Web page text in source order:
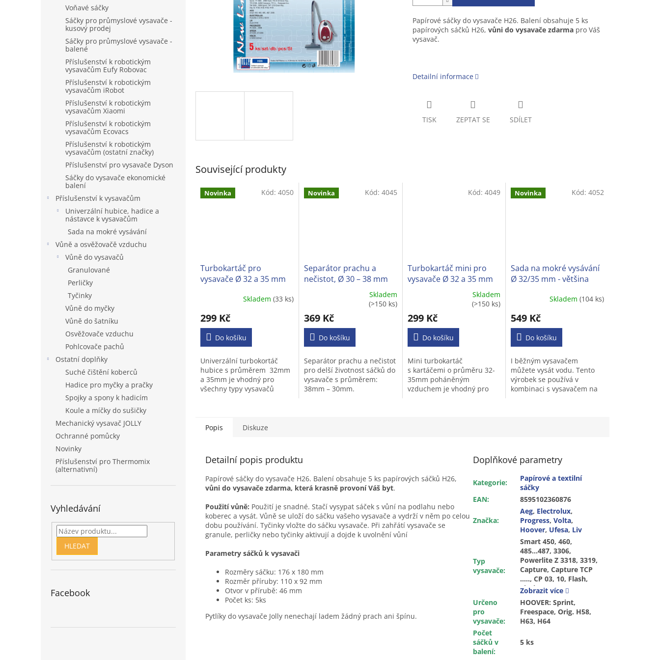
Voňavé sáčky
Sáčky pro průmyslové vysavače -
kusový prodej
Sáčky pro průmyslové vysavače -
balené
Příslušenství k robotickým
vysavačům Eufy Robovac
Příslušenství k robotickým
vysavačům iRobot
Příslušenství k robotickým
vysavačům Xiaomi
Příslušenství k robotickým
vysavačům Ecovacs
Příslušenství k robotickým
vysavačům (ostatní značky)
Příslušenství pro vysavače Dyson
Sáčky do vysavače ekonomické
balení
Příslušenství k vysavačům
Univerzální hubice, hadice a
nástavce k vysavačům
Sada na mokré vysávání
Vůně a osvěžovačě vzduchu
Vůně do vysavačů
Granulované
Perličky
Tyčinky
Vůně do myčky
Vůně do šatníku
Osvěžovače vzduchu
Pohlcovače pachů
Ostatní doplňky
Suché čištění koberců
Hadice pro myčky a pračky
Spojky a spony k hadicím
Koule a míčky do sušičky
Mechanický vysavač JOLLY
Ochranné pomůcky
Novinky
Příslušenství pro Thermomix
(alternativní)
Vyhledávání
HLEDAT
Facebook
Papírové sáčky do vysavače H26. Balení obsahuje 5 ks
papírových sáčků H26, vůni do vysavače zdarmapro Váš
vysavač.
Detailní informace
TISK ZEPTAT SE SDÍLET
Související produkty
Novinka
Turbokartáč pro
vysavače Ø 32 a 35 mm
produktu
je
z
hvězdiček.
Skladem (33 ks)
299 Kč
Do košíku
Univerzální turbokortáč
hubice s průměrem 32mm
a 35mm je vhodný pro
všechny typy vysavačů
Kód: 4050 Novinka
Separátor prachu a
nečistot, Ø 30 – 38 mm
produktu
je
z
hvězdiček.
Skladem
(>150 ks)
369 Kč
Do košíku
Separátor prachu a nečistot
pro delší životnost sáčků do
vysavače s průměrem:
38mm – 30mm.
Kód: 4045
Turbokartáč mini pro
vysavače Ø 32 a 35 mm
produktu
je
z
hvězdiček.
Skladem
(>150 ks)
299 Kč
Do košíku
Mini turbokartáč
s kartáčemi o průměru 32-
35mm poháněným
vzduchem je vhodný pro
Kód:4049 Novinka
Sada na mokré vysávání
Ø 32/35 mm - většina
produktu
je
z
hvězdiček.
Skladem(104 ks)
549 Kč
Do košíku
I běžným vysavačem
můžete vysát vodu. Tento
výrobek se používá v
kombinaci s vysavačem na
Kód: 4052
Popis Diskuze
Detailní popis produktu
Papírové sáčky do vysavače H26. Balení obsahuje 5 ks papírových sáčků H26,
vůni do vysavače zdarma, která krasně provoní Váš byt.
Použití vůně: Použití je snadné. Stačí vysypat sáček s vůní na podlahu nebo
koberec a vysát. Vůně se uloží do sáčku vašeho vysavače a vydrží v něm po celou
dobu používání. Tyčinky vložte do sáčku vysavače. Při zahřátí vysavače se
granule, perličky nebo tyčinky aktivují a dojde k uvolnění vůní
Parametry sáčků k vysavači
Rozměry sáčku: 176 x 180 mm
Rozměr příruby: 110 x 92 mm
Otvor v přírubě: 46 mm
Počet ks: 5ks
Pytlíky do vysavače Jolly nenechají ladem žádný prach ani špínu.
Doplňkové parametry
Kategorie:
Papírové a textilní
sáčky
EAN: 8595102360876
Značka:
Aeg, Electrolux,
Progress,Volta,
Hoover, Ufesa, Liv
Typ
vysavače:
Smart 450, 460,
485...487, 3306,
Powerlite Z 3318, 3319,
Capture, Capture TCP
….., CP 03, 10, Flash,
Flash TF 1600...2999,
Green Ray, Freespace
TF 4195, Freespace TF
5192, Freespace TFS
1600…2999 Flash, TFG
Zobrazit více
Určeno
pro
vysavače:
HOOVER: Sprint,
Freespace, Orig. H58,
H63, H64
Počet
sáčků v
balení:
5 ks